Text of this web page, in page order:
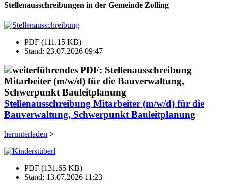
Stellenausschreibungen in der Gemeinde Zolling
PDF (111.15 KB)
Stand: 23.07.2026 09:47
Stellenausschreibung Mitarbeiter (m/w/d) für die
Bauverwaltung, Schwerpunkt Bauleitplanung
herunterladen >
PDF (131.65 KB)
Stand: 13.07.2026 11:23